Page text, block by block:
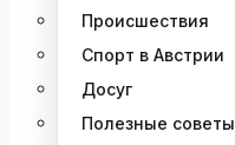
Происшествия
Спорт в Австрии
Досуг
Полезные советы